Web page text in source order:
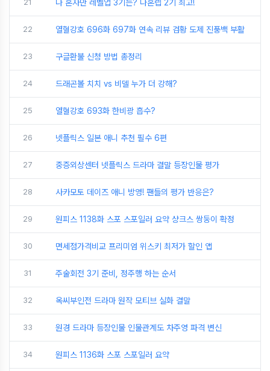
21 나 혼자만 레벨업 3기는? 나혼렙 2기 최고!
22 열혈강호 696화 697화 연속 리뷰 검황 도제 진풍백 부활
23 구글환불 신청 방법 총정리
24 드래곤볼 치치 vs 비델 누가 더 강해?
25 열혈강호 693화 한비광 흡수?
26 넷플릭스 일본 애니 추천 필수 6편
27 중증외상센터 넷플릭스 드라마 결말 등장인물 평가
28 사카모토 데이즈 애니 방영! 팬들의 평가 반응은?
29 원피스 1138화 스포 스포일러 요약 샹크스 쌍둥이 확정
30 면세점가격비교 프리미엄 위스키 최저가 할인 앱
31 주술회전 3기 준비, 정주행 하는 순서
32 옥씨부인전 드라마 원작 모티브 실화 결말
33 원경 드라마 등장인물 인물관계도 차주영 파격 변신
34 원피스 1136화 스포 스포일러 요약